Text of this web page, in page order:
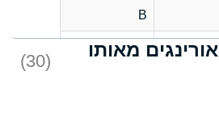
B
D
עוד O-Ring אורינגים מאותו
(30)